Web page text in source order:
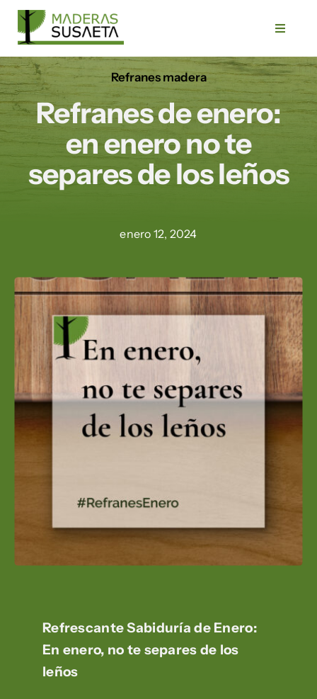
Saltar
contenido
Toggle
Inicio
Empresa
Servicios
Blog
Refranes madera
Refranes de enero:
en enero no te
separes de los leños
enero 12, 2024
Refrescante Sabiduría de Enero:
En enero, no te separes de los
leños